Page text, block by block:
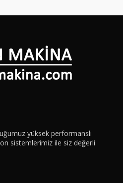
yüksek performanslı
sistemlerimiz ile siz değerli